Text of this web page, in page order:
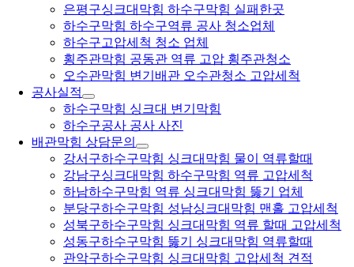
은평구싱크대막힘 하수구막힘 실패한곳
하수구막힘 하수구역류 공사 청소업체
하수구고압세척 청소 업체
횡주관막힘 공동관 역류 고압 횡주관청소
오수관막힘 변기배관 오수관청소 고압세척
공사실적
하수구막힘 싱크대 변기막힘
하수구공사 공사 사진
배관막힘 상담문의
강서구하수구막힘 싱크대막힘 물이 역류할때
강남구싱크대막힘 하수구막힘 역류 고압세척
하남하수구막힘 역류 싱크대막힘 뚫기 업체
분당구하수구막힘 성남싱크대막힘 맨홀 고압세척
성북구하수구막힘 싱크대막힘 역류 할때 고압세척
성동구하수구막힘 뚫기 싱크대막힘 역류할때
관악구하수구막힘 싱크대막힘 고압세척 견적